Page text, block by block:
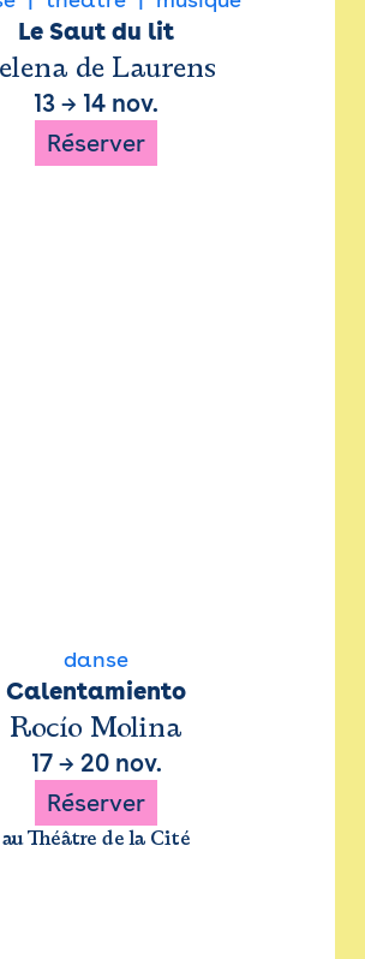
Le Saut du lit
de Laurens
13 → 14 nov.
Réserver
danse
Calentamiento
Rocío Molina
17→ 20 nov.
Réserver
au Théâtre de la Cité